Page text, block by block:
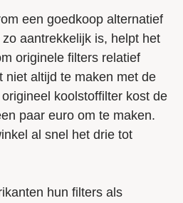
een goedkoop alternatief
aantrekkelijk is, helpt het
originele filters relatief
niet altijd te maken met de
koolstoffilter kost de
paar euro om te maken.
al snel het drie tot
hun filters als